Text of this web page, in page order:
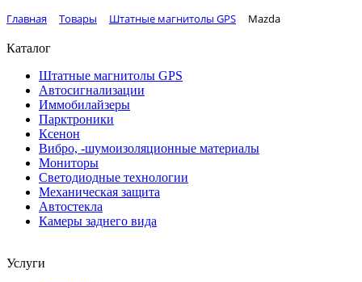
Главная Товары Штатные магнитолы GPS Mazda
Каталог
Штатные магнитолы GPS
Автосигнализации
Иммобилайзеры
Парктроники
Ксенон
Вибро, -шумоизоляционные материалы
Мониторы
Светодиодные технологии
Механическая защита
Автостекла
Камеры заднего вида
Услуги